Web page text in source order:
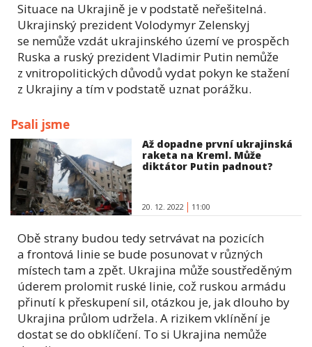
Situace na Ukrajině je v podstatě neřešitelná.
Ukrajinský prezident Volodymyr Zelenskyj
se nemůže vzdát ukrajinského území ve prospěch
Ruska a ruský prezident Vladimir Putin nemůže
z vnitropolitických důvodů vydat pokyn ke stažení
z Ukrajiny a tím v podstatě uznat porážku.
Psali jsme
Až dopadne první ukrajinská
raketa na Kreml. Může
diktátor Putin padnout?
20. 12. 2022 11:00
Obě strany budou tedy setrvávat na pozicích
a frontová linie se bude posunovat v různých
místech tam a zpět. Ukrajina může soustředěným
úderem prolomit ruské linie, což ruskou armádu
přinutí k přeskupení sil, otázkou je, jak dlouho by
Ukrajina průlom udržela. A rizikem vklínění je
dostat se do obklíčení. To si Ukrajina nemůže